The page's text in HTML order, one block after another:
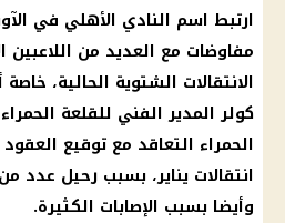
ارتبط اسم النادي الأهلي في
مفاوضات مع العديد من اللاعبين
الانتقالات الشتوية الحالية،
كولر المدير الفني للقلعة
الحمراء التعاقد مع توقيع
انتقالات يناير، بسبب رحيل عدد
وأيضا بسبب الإصابات الكثيرة.